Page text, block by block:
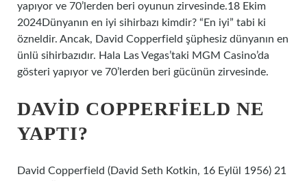
yapıyor ve 70’lerden beri oyunun zirvesinde.18 Ekim
2024Dünyanın en iyi sihirbazı kimdir? “En iyi” tabi ki
özneldir. Ancak, David Copperfield şüphesiz dünyanın en
ünlü sihirbazıdır. Hala Las Vegas’taki MGM Casino’da
gösteri yapıyor ve 70’lerden beri gücünün zirvesinde.
DAVID COPPERFIELD NE
YAPTI?
David Copperfield (David Seth Kotkin, 16 Eylül 1956) 21